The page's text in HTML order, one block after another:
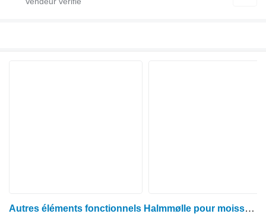
Autres éléments fonctionnels Halmmølle pour moissonneuse-batteuse Deutz M1300